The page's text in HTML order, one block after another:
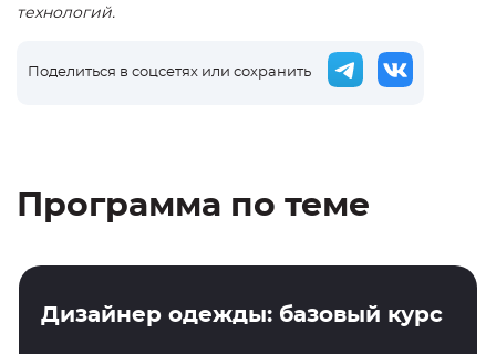
технологий.
Поделиться в соцсетях или сохранить
Программа по теме
Дизайнер одежды: базовый курс